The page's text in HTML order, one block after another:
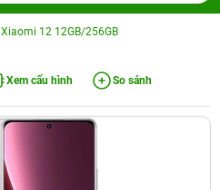
Xiaomi 12 12GB/256GB
Xem cấu hình So sánh